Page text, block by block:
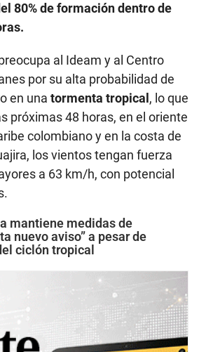
80% de formación dentro de
al Ideam y al Centro
por su alta probabilidad de
en una tormenta tropical , lo que
próximas 48 horas, en el oriente
colombiano y en la costa de
los vientos tengan fuerza
a 63 km/h, con potencial
mantiene medidas de
nuevo aviso” a pesar de
ciclón tropical